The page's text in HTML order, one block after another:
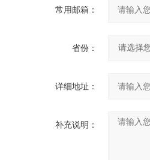
常用邮箱：
省份：
详细地址：
补充说明：